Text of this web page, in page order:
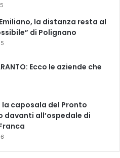
la distanza resta al
di Polignano
Ecco le aziende che
caposala del Pronto
davanti all’ospedale di